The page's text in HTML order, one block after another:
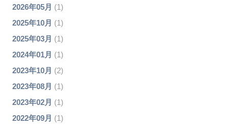
2026年05月 (1)
2025年10月 (1)
2025年03月 (1)
2024年01月 (1)
2023年10月 (2)
2023年08月 (1)
2023年02月 (1)
2022年09月 (1)